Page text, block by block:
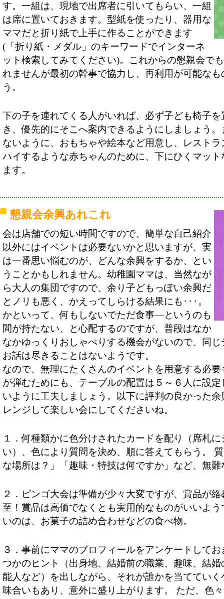
す。一組は、現地で出席者に引いてもらい、一組
は席に置いておきます。型紙を使ったり、器用な
ママだと折り紙で上手に作ることができます
(「折り紙・メダル」のキーワードでインターネ
ット検索してみてください)。これからの懇親会で
れませんが最初の幹事で協力し、再利用が可能な
う。
下の子を連れてくる人がいれば、必ず子ども椅子
き、優先的にそこへ案内できるようにしましょう
ないように、おもちゃや絵本など用意し、レスト
ハイするような赤ちゃんのために、下にひくマッ
ます。
懇親会余興あれこれ
会は店舗での短い時間ですので、簡単な自己紹介
以外にはイベントは必要ないかと思いますが、実
は一番思い悩むのが、どんな余興をするか、とい
うことかもしれません。幼稚園ママは、当然なが
ら大人の集団ですので、余り子どもっぽい余興だ
とノリも悪く、かえってしらける結果にも･･･。
かといって、何もしないでただ食事―というのも
間が持たない、と心配するのですが、普段はなか
なかゆっくりおしゃべりする機会がないので、同
お話は尽きることはないようです。
なので、無理にたくさんのイベントを用意する必
が弾むためにも、テーブルの配置は５～６人に設
いように工夫しましょう。以下に評判の良かった
レンジして楽しい会にしてくださいね。
１．何種類かに色分けされたカードを配り（席札
い）、色により質問を決め、順に答えてもらう。
な場所は？」「趣味・特技は何ですか」など、無
２．ビンゴ大会は準備が少々大変ですが、賞品が
至！賞品は高価でなくとも実用的なものがいいよ
いのは、お菓子の詰め合わせなどの食べ物。
３．事前にママのプロフィールをアンケートして
つかのヒント（出身地、結婚前の職業、趣味、結
能人など）を出しながら、それが誰かを当ててい
味合いもあり、意外に盛り上がります。 ただ、色